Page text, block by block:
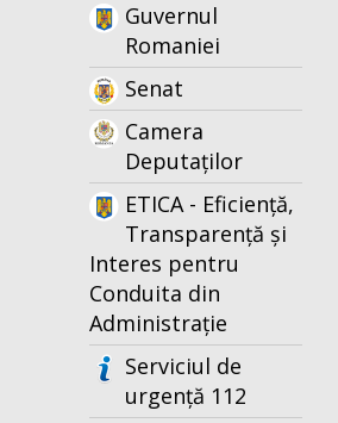
Guvernul
Romaniei
Senat
Camera
Deputaților
ETICA - Eficiență,
Transparență și
Interes pentru
Conduita din
Administrație
Serviciul de
urgență 112